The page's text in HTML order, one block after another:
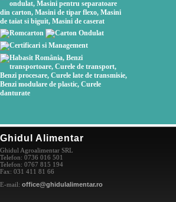
Ghidul Alimentar
Ghidul Agroalimentar SRL
Telefon: 0736 016 501
Telefon: 0767 815 194
Fax: 031 411 81 66
E-mail: office@ghidulalimentar.ro